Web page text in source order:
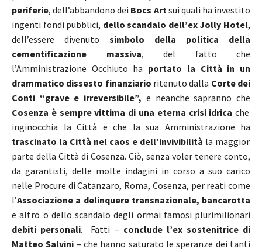
periferie, dell’abbandono dei Bocs Artsui quali ha investito
ingenti fondi pubblici, dello scandalo dell’ex Jolly Hotel,
dell’essere divenuto simbolo della politica della
cementificazione massiva, del fatto che
l’Amministrazione Occhiuto ha portato la Città in un
drammatico dissesto finanziario ritenuto dalla Corte dei
Conti “grave e irreversibile”, e neanche sapranno che
Cosenza è sempre vittima di una eterna crisi idricache
inginocchia la Città e che la sua Amministrazione ha
trascinato la Città nel caos e dell’invivibilità la maggior
parte della Città di Cosenza. Ciò, senza voler tenere conto,
da garantisti, delle molte indagini in corso a suo carico
nelle Procure di Catanzaro, Roma, Cosenza, per reati come
l’Associazione a delinquere transnazionale, bancarotta
e altro o dello scandalo degli ormai famosi plurimilionari
debiti personali. Fatti – conclude l’ex sostenitrice di
Matteo Salvini – che hanno saturato le speranze dei tanti